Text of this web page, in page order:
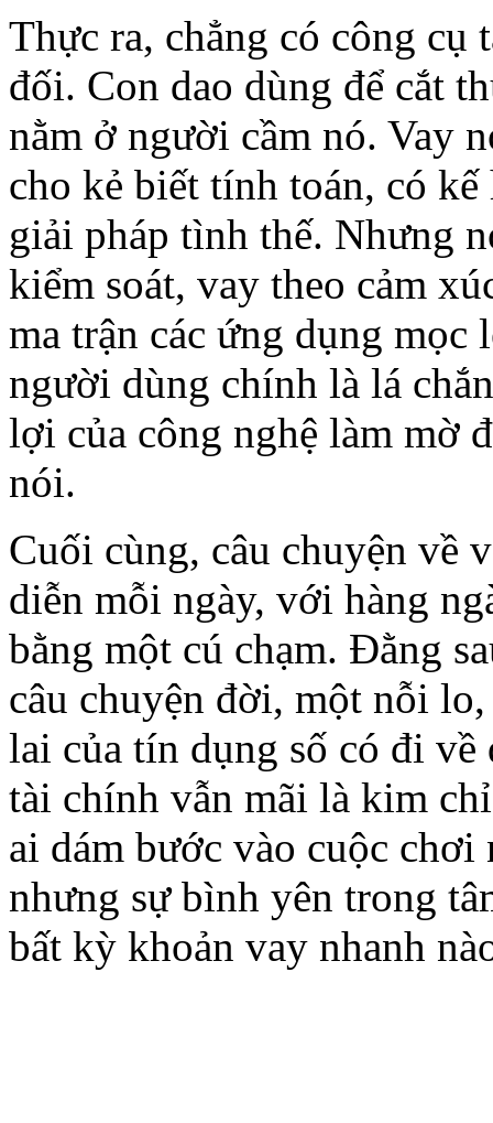
Thực ra, chẳng có công cụ
đối. Con dao dùng để cắt
nằm ở người cầm nó. Vay
cho kẻ biết tính toán, có
giải pháp tình thế. Nhưng
kiểm soát, vay theo cảm
ma trận các ứng dụng mọc
người dùng chính là lá
lợi của công nghệ làm mờ
nói.
Cuối cùng, câu chuyện về
diễn mỗi ngày, với hàng
bằng một cú chạm. Đằng
câu chuyện đời, một nỗi
lai của tín dụng số có đi
tài chính vẫn mãi là kim
ai dám bước vào cuộc
nhưng sự bình yên trong
bất kỳ khoản vay nhanh